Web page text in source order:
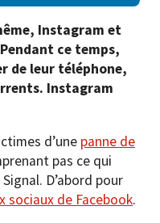
Instagram et
ce temps,
de leur téléphone,
Instagram
d’une panne de
pas ce qui
D’abord pour
sociaux de Facebook.